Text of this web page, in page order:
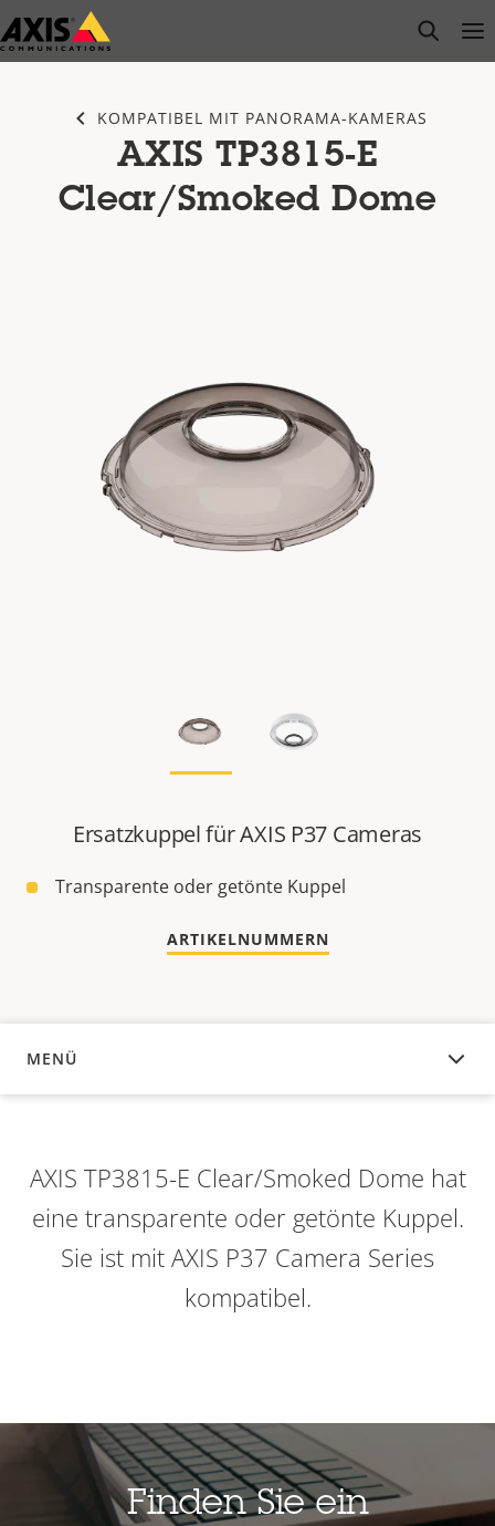
Zum
Hauptinhalt
open
KOMPATIBEL MIT PANORAMA-KAMERAS
AXIS TP3815-E
Clear/Smoked Dome
Ersatzkuppel für AXIS P37 Cameras
Transparente oder getönte Kuppel
ARTIKELNUMMERN
MENÜ
ÜBERSICHT
AXIS TP3815-E Clear/Smoked Dome hat
eine transparente oder getönte Kuppel.
Sie ist mit AXIS P37 Camera Series
kompatibel.
Finden Sie ein